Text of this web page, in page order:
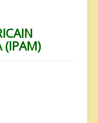
(IPAM)